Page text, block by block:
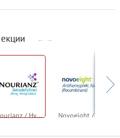
← →
Nourianz / Нурианз / Нурианц (истрадефиллин)